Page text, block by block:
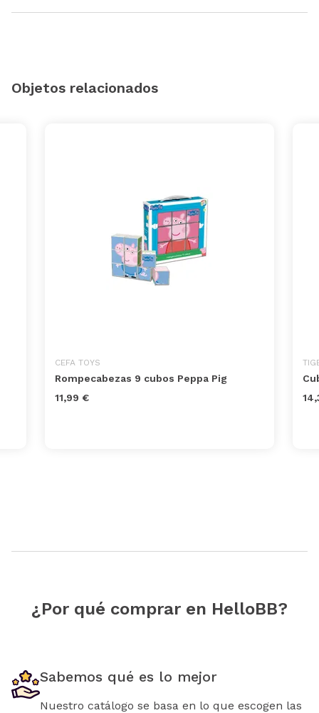
Objetos relacionados
CEFA TOYS
Rompecabezas 9 cubos Peppa Pig
11,99 €
¿Por qué comprar en HelloBB?
Sabemos qué es lo mejor
Nuestro catálogo se basa en lo que escogen las